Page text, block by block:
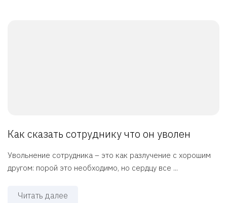
Как сказать сотруднику что он уволен
Увольнение сотрудника – это как разлучение с хорошим
другом: порой это необходимо, но сердцу все ...
Читать далее